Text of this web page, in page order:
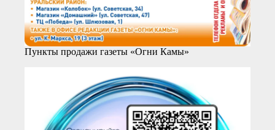
Пункты продажи газеты «Огни Камы»